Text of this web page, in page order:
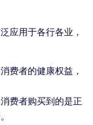
应用于各行各业，
费者的健康权益，
费者购买到的是正